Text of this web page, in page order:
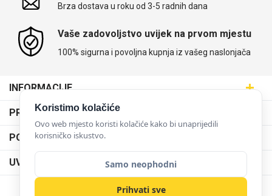
Brza dostava u roku od 3-5 radnih dana
Vaše zadovoljstvo uvijek na prvom mjestu
100% sigurna i povoljna kupnja iz vašeg naslonjača
INFORMACIJE
Maskice.hr - Web trgovina
SVIJET MASKICA d.o.o.
Aleja javora 13, 10000 Zagreb
095 5555 345
prodaja@maskice.hr
PRODAJNA MJESTA
Poslovnica Trešnjevka
Poslovnica Dubrava
PODRŠKA
Dostava
O nama
UVJETI KORIŠTENJA
Klub vjernosti
Koristimo kolačiće
Ovo web mjesto koristi kolačiće kako bi unaprijedili
korisničko iskustvo.
Samo neophodni
Prihvati sve